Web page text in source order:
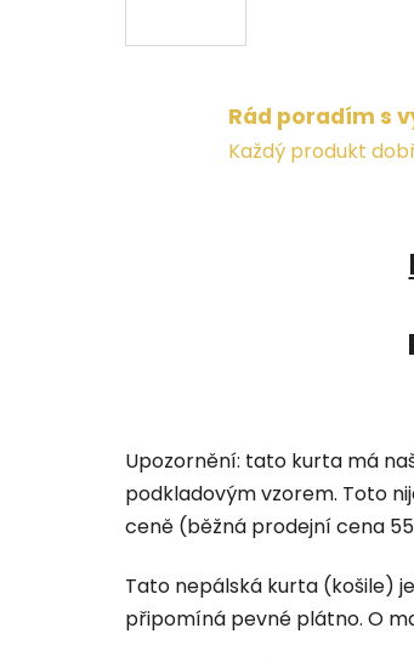
Rád poradím s
Každý produkt
Upozornění: tato kurta má
podkladovým vzorem. Toto
ceně (běžná prodejní cena
Tato nepálská kurta (košile)
připomíná pevné plátno. O